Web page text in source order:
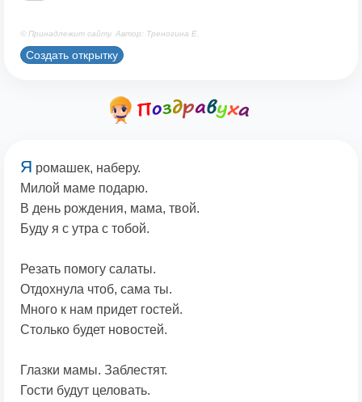
© Принадлежит сайту. Автор: Треногина Е.
Создать открытку
Я ромашек, наберу.
Милой маме подарю.
В день рождения, мама, твой.
Буду я с утра с тобой.
Резать помогу салаты.
Отдохнула чтоб, сама ты.
Много к нам придет гостей.
Столько будет новостей.
Глазки мамы. Заблестят.
Гости будут целовать.